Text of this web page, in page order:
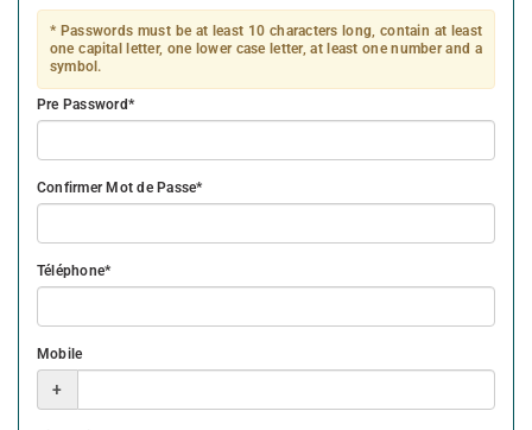
* Passwords must be at least 10 characters long, contain at least
one capital letter, one lower case letter, at least one number and a
symbol.
Pre Password
Confirmer Mot de Passe
Téléphone
Mobile
+